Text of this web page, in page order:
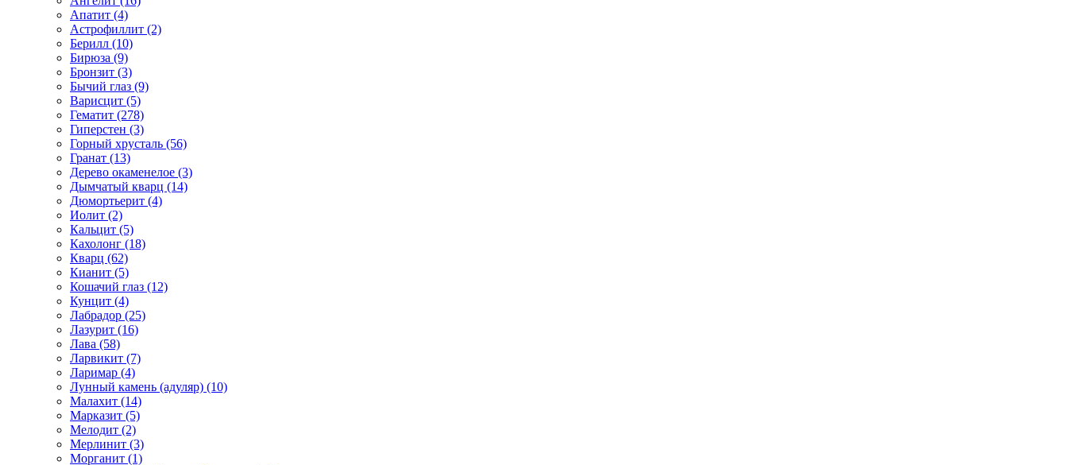
Апатит (4)
Астрофиллит (2)
Берилл (10)
Бирюза (9)
Бронзит (3)
Бычий глаз (9)
Варисцит (5)
Гематит (278)
Гиперстен (3)
Горный хрусталь (56)
Гранат (13)
Дерево окаменелое (3)
Дымчатый кварц (14)
Дюмортьерит (4)
Иолит (2)
Кальцит (5)
Кахолонг (18)
Кварц (62)
Кианит (5)
Кошачий глаз (12)
Кунцит (4)
Лабрадор (25)
Лазурит (16)
Лава (58)
Ларвикит (7)
Ларимар (4)
Лунный камень (адуляр) (10)
Малахит (14)
Марказит (5)
Мелодит (2)
Мерлинит (3)
Морганит (1)